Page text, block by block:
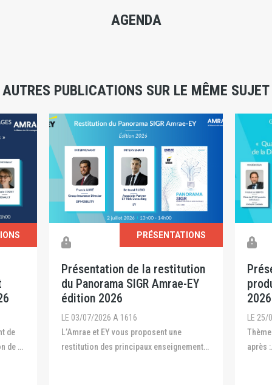
AGENDA
AUTRES PUBLICATIONS SUR LE MÊME SUJET
PRÉSENTATIONS
Présentation du GT RC
produits défectueux du 25 juin
2026
LE 25/06/2026 A 1515
Thème&nbsp;:&nbsp;Quatre décennies
après :
du
LE 23/